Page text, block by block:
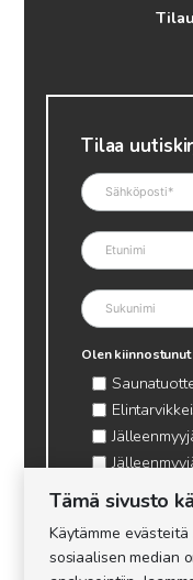
Tilaa
Olen kiinnostunut
Tämä sivusto
Käytämme
sosiaalisen median